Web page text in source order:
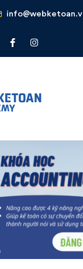
toán
anh